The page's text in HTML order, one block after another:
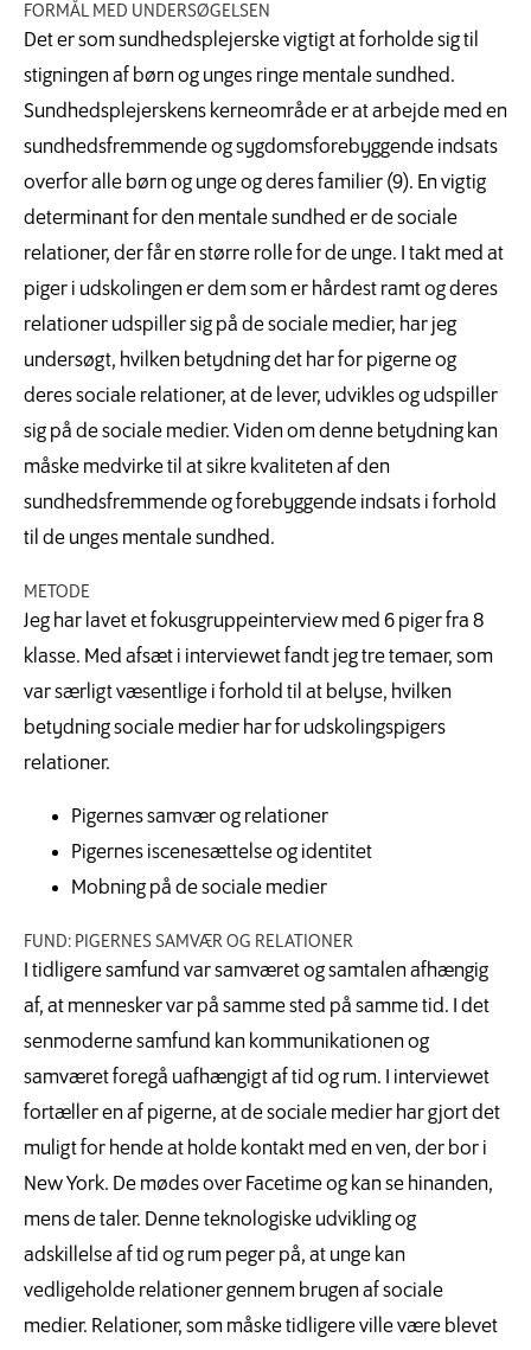
FORMÅL MED UNDERSØGELSEN
Det er som sundhedsplejerske vigtigt at forholde sig til
stigningen af børn og unges ringe mentale sundhed.
Sundhedsplejerskens kerneområde er at arbejde med en
sundhedsfremmende og sygdomsforebyggende indsats
overfor alle børn og unge og deres familier (9). En vigtig
determinant for den mentale sundhed er de sociale
relationer, der får en større rolle for de unge. I takt med at
piger i udskolingen er dem som er hårdest ramt og deres
relationer udspiller sig på de sociale medier, har jeg
undersøgt, hvilken betydning det har for pigerne og
deres sociale relationer, at de lever, udvikles og udspiller
sig på de sociale medier. Viden om denne betydning kan
måske medvirke til at sikre kvaliteten af den
sundhedsfremmende og forebyggende indsats i forhold
til de unges mentale sundhed.
METODE
Jeg har lavet et fokusgruppeinterview med 6 piger fra 8
klasse. Med afsæt i interviewet fandt jeg tre temaer, som
var særligt væsentlige i forhold til at belyse, hvilken
betydning sociale medier har for udskolingspigers
relationer.
Pigernes samvær og relationer
Pigernes iscenesættelse og identitet
Mobning på de sociale medier
FUND: PIGERNES SAMVÆR OG RELATIONER
I tidligere samfund var samværet og samtalen afhængig
af, at mennesker var på samme sted på samme tid. I det
senmoderne samfund kan kommunikationen og
samværet foregå uafhængigt af tid og rum. I interviewet
fortæller en af pigerne, at de sociale medier har gjort det
muligt for hende at holde kontakt med en ven, der bor i
New York. De mødes over Facetime og kan se hinanden,
mens de taler. Denne teknologiske udvikling og
adskillelse af tid og rum peger på, at unge kan
vedligeholde relationer gennem brugen af sociale
medier. Relationer, som måske tidligere ville være blevet